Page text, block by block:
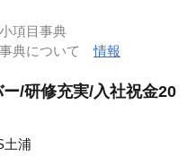
項目事典
事典について情報
/研修充実/入社祝金20
土浦